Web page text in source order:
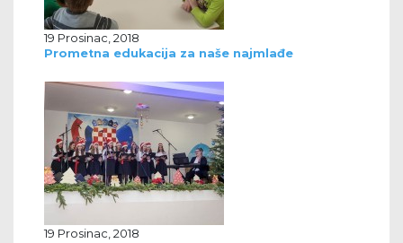
19 Prosinac, 2018
Prometna edukacija za naše najmlađe
19 Prosinac, 2018